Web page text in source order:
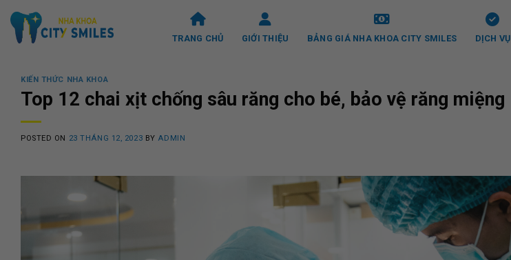
content
TRANG CHỦ GIỚI THIỆU BẢNG GIÁ NHA KHOA CITY SMILES DỊCH VỤ
KIẾN THỨC NHA KHOA
Top 12 chai xịt chống sâu răng cho bé, bảo vệ răng miệng
POSTED ON 23 THÁNG 12, 2023 BY ADMIN